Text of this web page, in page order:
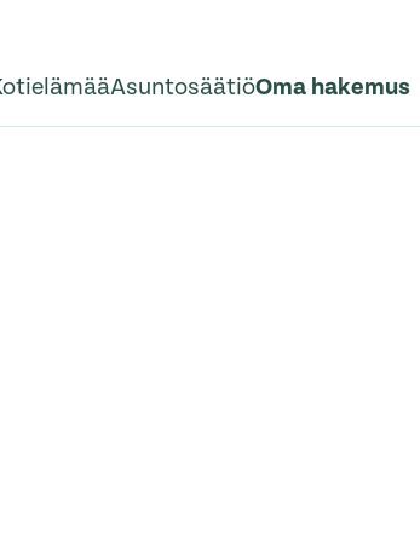
AsuntosäätiöOma hakemus